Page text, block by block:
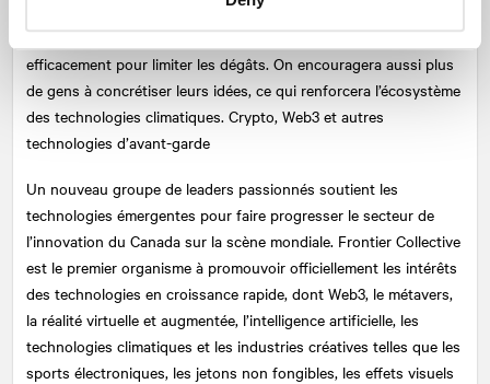
soutiennent leur croissance. Si on aide ces entreprises à innover
et à croître plus rapidement, elles pourront agir plus
efficacement pour limiter les dégâts. On encouragera aussi plus
de gens à concrétiser leurs idées, ce qui renforcera l’écosystème
des technologies climatiques. Crypto, Web3 et autres
technologies d’avant-garde
Un nouveau groupe de leaders passionnés soutient les
technologies émergentes pour faire progresser le secteur de
l’innovation du Canada sur la scène mondiale. Frontier Collective
est le premier organisme à promouvoir officiellement les intérêts
des technologies en croissance rapide, dont Web3, le métavers,
la réalité virtuelle et augmentée, l’intelligence artificielle, les
technologies climatiques et les industries créatives telles que les
sports électroniques, les jetons non fongibles, les effets visuels